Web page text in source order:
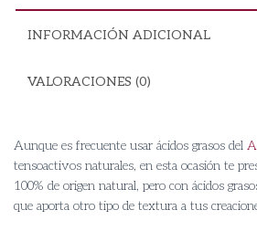
INFORMACIÓN ADICIONAL
VALORACIONES (0)
Aunque es frecuente usar ácidos grasos del
tensoactivos naturales, en esta ocasión te
100% de origen natural, pero con ácidos
que aporta otro tipo de textura a tus